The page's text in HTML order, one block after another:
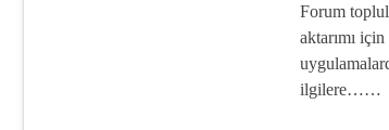
Forum
aktarımı
ilgilere……